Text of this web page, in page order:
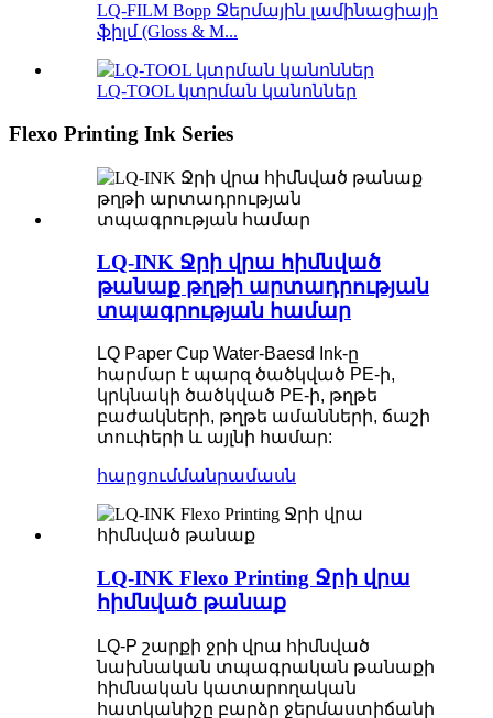
LQ-FILM Bopp Ջերմային լամինացիայի
ֆիլմ (Gloss & M...
LQ-TOOL կտրման կանոններ
Flexo Printing Ink Series
LQ-INK Ջրի վրա հիմնված
թանաք թղթի արտադրության
տպագրության համար
LQ Paper Cup Water-Baesd Ink-ը
հարմար է պարզ ծածկված PE-ի,
կրկնակի ծածկված PE-ի, թղթե
բաժակների, թղթե ամանների, ճաշի
տուփերի և այլնի համար:
հարցումմանրամասն
LQ-INK Flexo Printing Ջրի վրա
հիմնված թանաք
LQ-P շարքի ջրի վրա հիմնված
նախնական տպագրական թանաքի
հիմնական կատարողական
հատկանիշը բարձր ջերմաստիճանի